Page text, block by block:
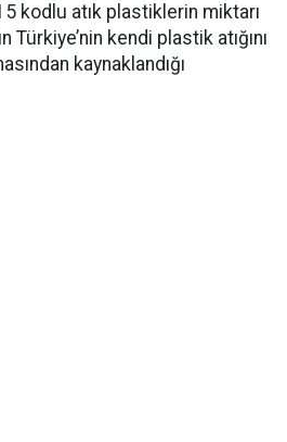
kodlu atık plastiklerin miktarı
Türkiye’nin kendi plastik atığını
kaynaklandığı